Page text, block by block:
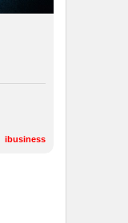
ibusiness